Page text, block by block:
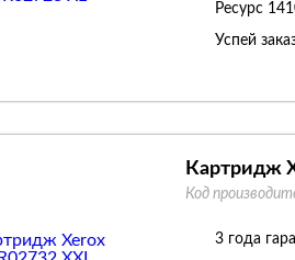
Ресурс
Успей
Картридж
Код
3 года